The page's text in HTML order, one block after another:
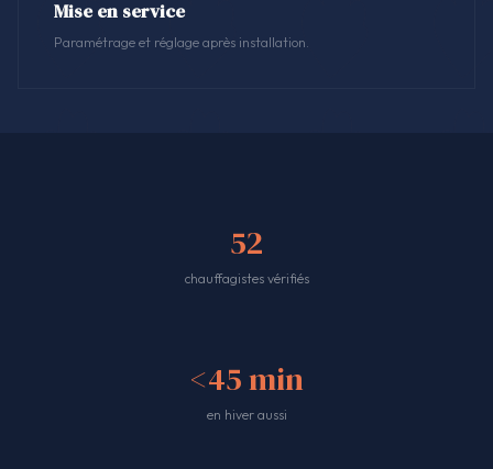
Mise en service
Paramétrage et réglage après installation.
52
chauffagistes vérifiés
<45 min
en hiver aussi